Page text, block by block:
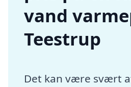
vand
Teestrup
Det kan være svært